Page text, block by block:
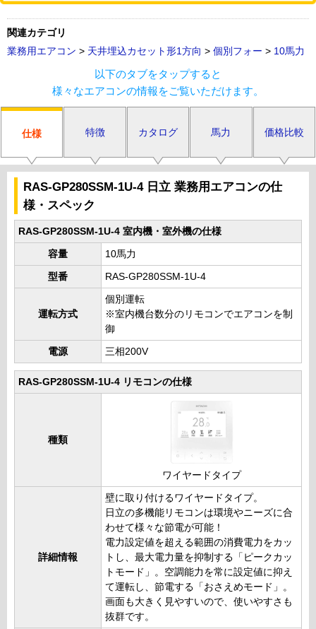
関連カテゴリ
業務用エアコン > 天井埋込カセット形1方向 > 個別フォー > 10馬力
以下のタブをタップすると
様々なエアコンの情報をご覧いただけます。
仕様 特徴 カタログ 馬力 価格比較
RAS-GP280SSM-1U-4 日立 業務用エアコンの仕
様・スペック
RAS-GP280SSM-1U-4 室内機・室外機の仕様
容量 10馬力
型番 RAS-GP280SSM-1U-4
運転方式
個別運転
※室内機台数分のリモコンでエアコンを制
御
電源 三相200V
RAS-GP280SSM-1U-4 リモコンの仕様
種類
ワイヤードタイプ
詳細情報
壁に取り付けるワイヤードタイプ。
日立の多機能リモコンは環境やニーズに合
わせて様々な節電が可能！
電力設定値を超える範囲の消費電力をカッ
トし、最大電力量を抑制する「ピークカッ
トモード」。空調能力を常に設定値に抑え
て運転し、節電する「おさえめモード」。
画面も大きく見やすいので、使いやすさも
抜群です。